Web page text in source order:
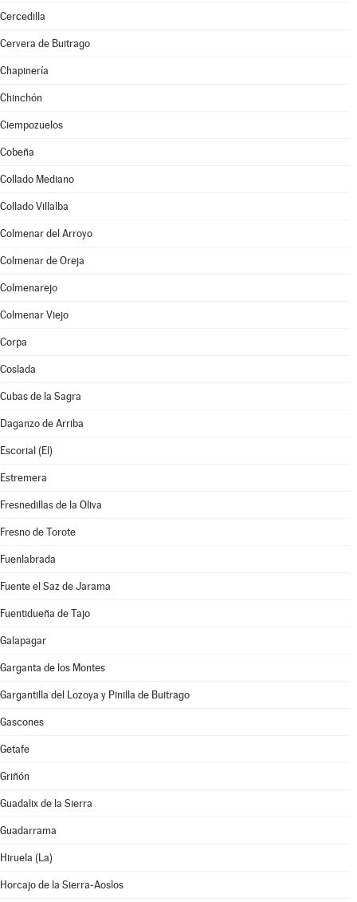
Cercedilla
Cervera de Buitrago
Chapinería
Chinchón
Ciempozuelos
Cobeña
Collado Mediano
Collado Villalba
Colmenar del Arroyo
Colmenar de Oreja
Colmenarejo
Colmenar Viejo
Corpa
Coslada
Cubas de la Sagra
Daganzo de Arriba
Escorial (El)
Estremera
Fresnedillas de la Oliva
Fresno de Torote
Fuenlabrada
Fuente el Saz de Jarama
Fuentidueña de Tajo
Galapagar
Garganta de los Montes
Gargantilla del Lozoya y Pinilla de Buitrago
Gascones
Getafe
Griñón
Guadalix de la Sierra
Guadarrama
Hiruela (La)
Horcajo de la Sierra-Aoslos